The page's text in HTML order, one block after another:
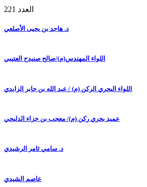
العدد 221
د. هاجد بن يحيى الأصلعي
اللواء المهندس(م)/صالح صنيدح العتيبي
اللواء البحري الركن (م) / عبد الله بن جابر الزايدي
عميد بحري ركن (م)/ معجب بن جزاء الدلبحي
د. سامي ثامر الرشيدي
عاصم الشيدي